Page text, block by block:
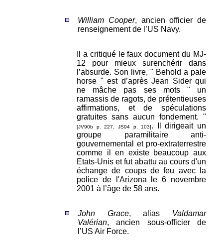
William Cooper, ancien officier de
renseignement de l’US Navy.
Il a critiqué le faux document du MJ-
12 pour mieux surenchérir dans
l’absurde. Son livre, " Behold a pale
horse " est d’après Jean Sider qui
ne mâche pas ses mots " un
ramassis de ragots, de prétentieuses
affirmations, et de spéculations
gratuites sans aucun fondement. "
[JV90b p. 227, JS94 p. 103]. Il dirigeait un
groupe paramilitaire anti-
gouvernemental et pro-extraterrestre
comme il en existe beaucoup aux
Etats-Unis et fut abattu au cours d'un
échange de coups de feu avec la
police de l'Arizona le 6 novembre
2001 à l’âge de 58 ans.
John Grace, alias Valdamar
Valérian, ancien sous-officier de
l’US Air Force.